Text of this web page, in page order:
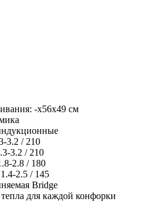
-х56х49 см
3.2 / 210
3.2 / 210
2.8 / 180
2.5 / 145
Bridge
для каждой конфорки